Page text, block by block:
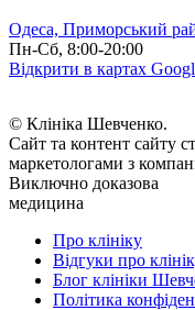
Одеса, Приморський
Пн-Сб, 8:00-20:00
Відкрити в картах
© Клініка Шевченко.
Сайт та контент сайту
маркетологами з
Виключно доказова
медицина
Про клініку
Відгуки про
Блог клініки
Політика